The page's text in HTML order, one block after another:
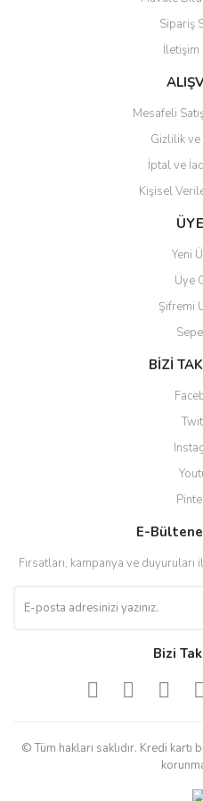
Ürün bilgilerinde hatalar
Ürün fiyatı diğer sitelerden
Bu ürüne benzer farklı
Sipariş
İletişim
Mesafeli
Gizlilik
İptal ve
Kişisel
Yeni
Üye
Şifremi
BİZİ
E-
Fırsatları, kampanya ve
Bizi
© Tüm hakları saklıdır. Kredi